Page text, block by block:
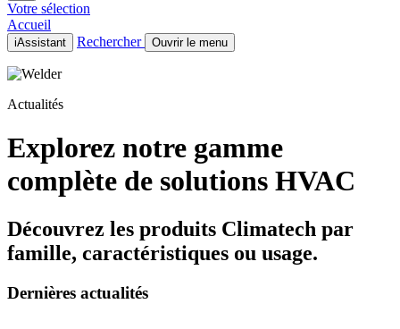
Votre sélection
Accueil
iAssistant Rechercher Ouvrir le menu
Accueil
Produits
Actualités
Documentation
Actualités
Explorez notre gamme
complète de solutions HVAC
Découvrez les produits Climatech par
famille, caractéristiques ou usage.
Dernières actualités